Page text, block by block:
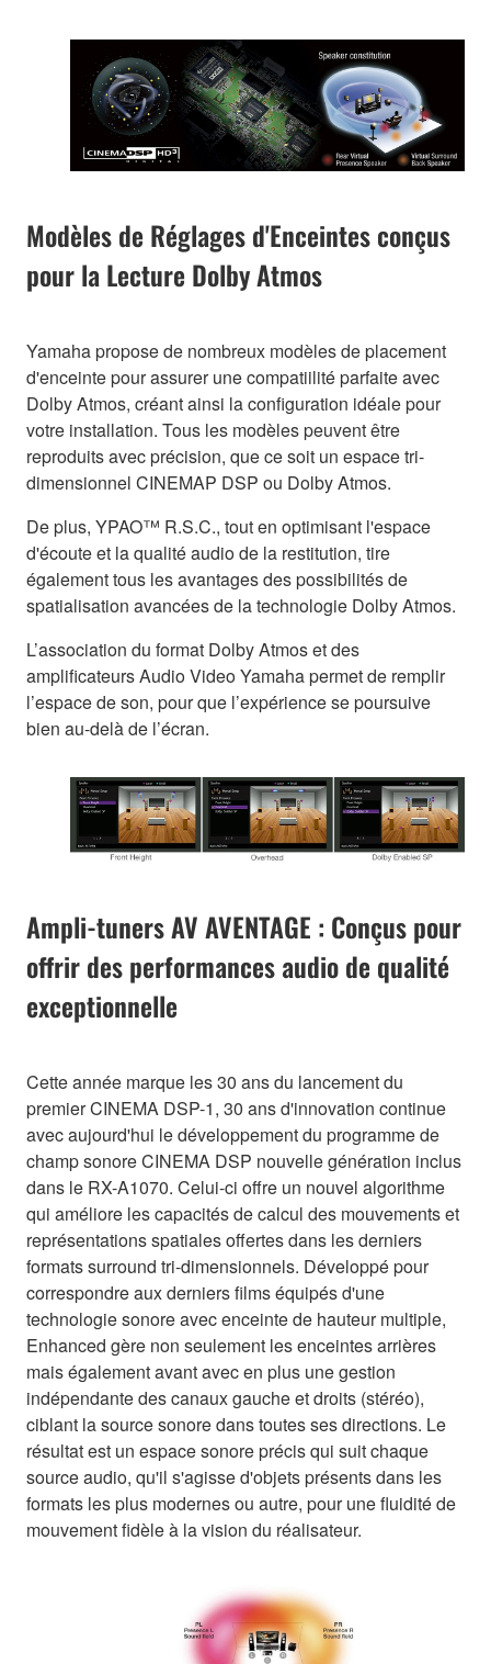
Modèles de Réglages d'Enceintes conçus
pour la Lecture Dolby Atmos
Yamaha propose de nombreux modèles de placement
d'enceinte pour assurer une compatiilité parfaite avec
Dolby Atmos, créant ainsi la configuration idéale pour
votre installation. Tous les modèles peuvent être
reproduits avec précision, que ce soit un espace tri-
dimensionnel CINEMAP DSP ou Dolby Atmos.
De plus, YPAO™ R.S.C., tout en optimisant l'espace
d'écoute et la qualité audio de la restitution, tire
également tous les avantages des possibilités de
spatialisation avancées de la technologie Dolby Atmos.
L’association du format Dolby Atmos et des
amplificateurs Audio Video Yamaha permet de remplir
l’espace de son, pour que l’expérience se poursuive
bien au-delà de l’écran.
Ampli-tuners AV AVENTAGE : Conçus pour
offrir des performances audio de qualité
exceptionnelle
Cette année marque les 30 ans du lancement du
premier CINEMA DSP-1, 30 ans d'innovation continue
avec aujourd'hui le développement du programme de
champ sonore CINEMA DSP nouvelle génération inclus
dans le RX-A1070. Celui-ci offre un nouvel algorithme
qui améliore les capacités de calcul des mouvements et
représentations spatiales offertes dans les derniers
formats surround tri-dimensionnels. Développé pour
correspondre aux derniers films équipés d'une
technologie sonore avec enceinte de hauteur multiple,
Enhanced gère non seulement les enceintes arrières
mais également avant avec en plus une gestion
indépendante des canaux gauche et droits (stéréo),
ciblant la source sonore dans toutes ses directions. Le
résultat est un espace sonore précis qui suit chaque
source audio, qu'il s'agisse d'objets présents dans les
formats les plus modernes ou autre, pour une fluidité de
mouvement fidèle à la vision du réalisateur.